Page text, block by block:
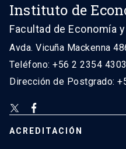
Instituto de
Facultad de Economía
Avda. Vicuña Mackenna
Teléfono: +56 2 2354 4303
Dirección de Postgrado:
ACREDITACIÓN